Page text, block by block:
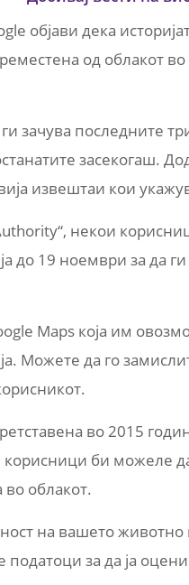
објави дека
од облакот
зачува последните
засекогаш.
извештаи кои
некои
до 19 ноември за да
Maps која им
Можете да го
во 2015
би можеле
во облакот.
на вашето
податоци за да ја